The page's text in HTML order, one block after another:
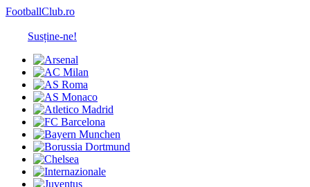
FootballClub.ro
Susține-ne!